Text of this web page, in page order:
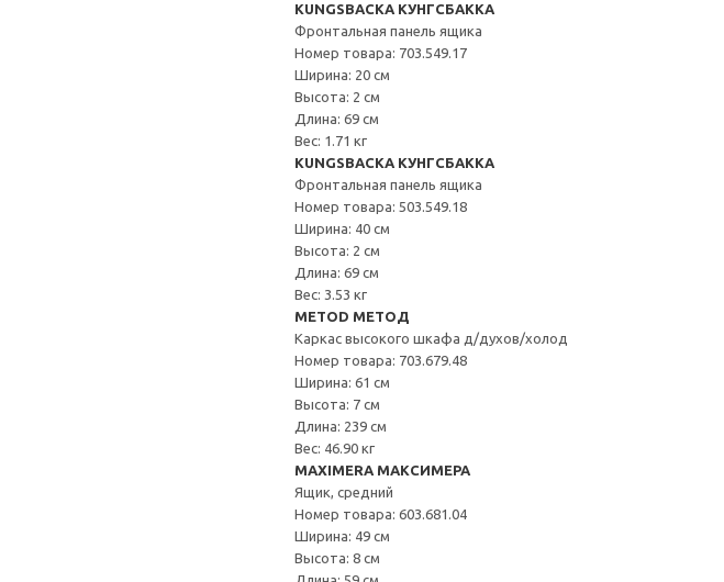
KUNGSBACKA КУНГСБАККА
Фронтальная панель ящика
Номер товара: 703.549.17
Ширина: 20 см
Высота: 2 см
Длина: 69 см
Вес: 1.71 кг
KUNGSBACKA КУНГСБАККА
Фронтальная панель ящика
Номер товара: 503.549.18
Ширина: 40 см
Высота: 2 см
Длина: 69 см
Вес: 3.53 кг
METOD МЕТОД
Каркас высокого шкафа д/духов/холод
Номер товара: 703.679.48
Ширина: 61 см
Высота: 7 см
Длина: 239 см
Вес: 46.90 кг
MAXIMERA МАКСИМЕРА
Ящик, средний
Номер товара: 603.681.04
Ширина: 49 см
Высота: 8 см